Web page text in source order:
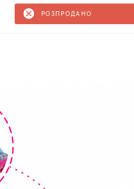
РОЗПРОДАНО